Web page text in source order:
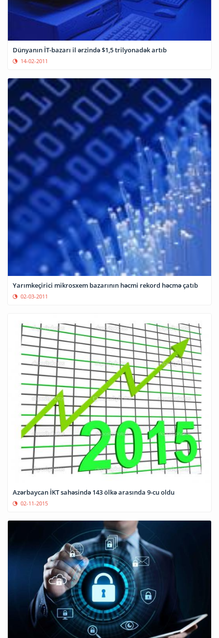
Dünyanın İT-bazarı il ərzində $1,5 trilyonadək artıb
14-02-2011
Yarımkeçirici mikrosxem bazarının həcmi rekord həcmə çatıb
02-03-2011
Azərbaycan İKT sahəsində 143 ölkə arasında 9-cu oldu
02-11-2015